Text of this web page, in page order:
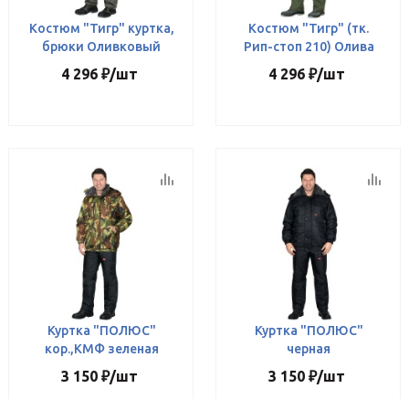
Костюм "Тигр" куртка,
брюки Оливковый
4 296 ₽/шт
Костюм "Тигр" (тк.
Рип-стоп 210) Олива
4 296 ₽/шт
Куртка "ПОЛЮС"
кор.,КМФ зеленая
3 150 ₽/шт
Куртка "ПОЛЮС"
черная
3 150 ₽/шт